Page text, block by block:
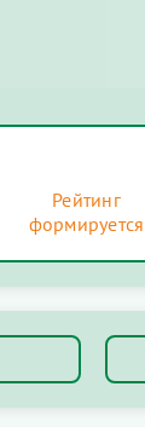
Рейтинг
формируется